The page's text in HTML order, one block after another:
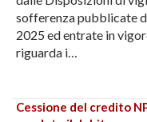
sofferenza pubblicate
2025 ed entrate in
riguarda i…
Cessione del credito